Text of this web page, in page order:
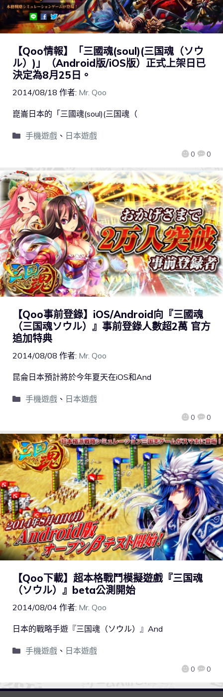
【Qoo情報】「三國魂(soul)(三国魂（ソウ
ル）)」（Android版/iOS版）正式上架日已
決定為8月25日。
2014/08/18 作者: Mr. Qoo
0 0
崑崙日本的「三國魂(soul)(三国魂（
手機遊戲、 日本遊戲
【Qoo事前登錄】iOS/Android向『三國魂
（三国魂ソウル）』事前登錄人數超2萬 官方
追加特典
2014/08/08 作者: Mr. Qoo
0 0
昆侖日本預計將於今年夏天在iOS和And
手機遊戲、 日本遊戲
【Qoo下載】超本格戰鬥模擬遊戲『三国魂
（ソウル）』beta公測開始
2014/08/04 作者: Mr. Qoo
0 0
日本的戰略手遊『三国魂（ソウル）』And
手機遊戲、 日本遊戲